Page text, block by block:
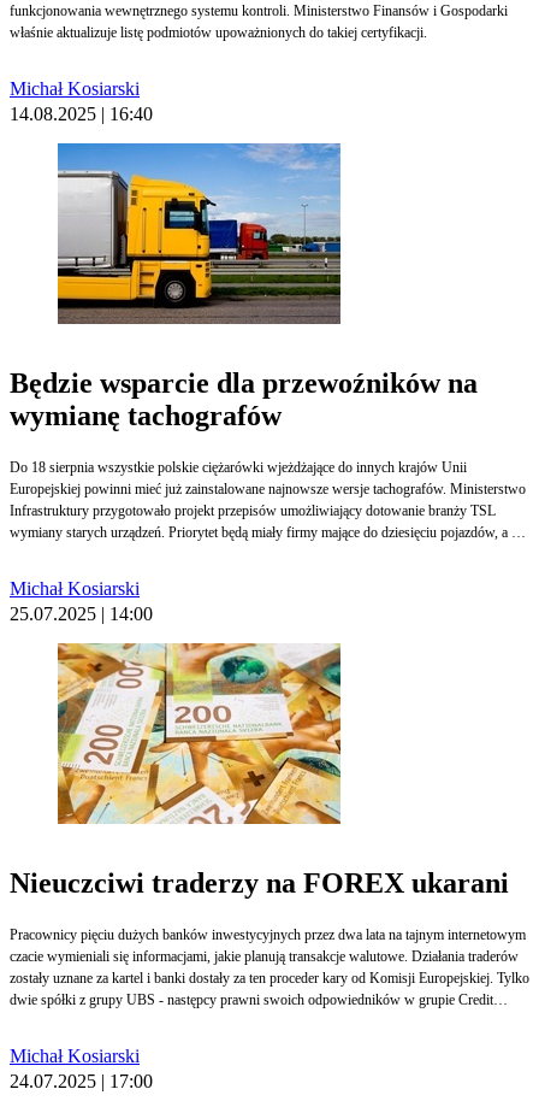
funkcjonowania wewnętrznego systemu kontroli. Ministerstwo Finansów i Gospodarki
właśnie aktualizuje listę podmiotów upoważnionych do takiej certyfikacji.
Michał Kosiarski
14.08.2025 | 16:40
Będzie wsparcie dla przewoźników na
wymianę tachografów
Do 18 sierpnia wszystkie polskie ciężarówki wjeżdżające do innych krajów Unii
Europejskiej powinni mieć już zainstalowane najnowsze wersje tachografów. Ministerstwo
Infrastruktury przygotowało projekt przepisów umożliwiający dotowanie branży TSL
wymiany starych urządzeń. Priorytet będą miały firmy mające do dziesięciu pojazdów, a o
Michał Kosiarski
25.07.2025 | 14:00
Nieuczciwi traderzy na FOREX ukarani
Pracownicy pięciu dużych banków inwestycyjnych przez dwa lata na tajnym internetowym
czacie wymieniali się informacjami, jakie planują transakcje walutowe. Działania traderów
zostały uznane za kartel i banki dostały za ten proceder kary od Komisji Europejskiej. Tylko
dwie spółki z grupy UBS - następcy prawni swoich odpowiedników w grupie Credit
Michał Kosiarski
24.07.2025 | 17:00